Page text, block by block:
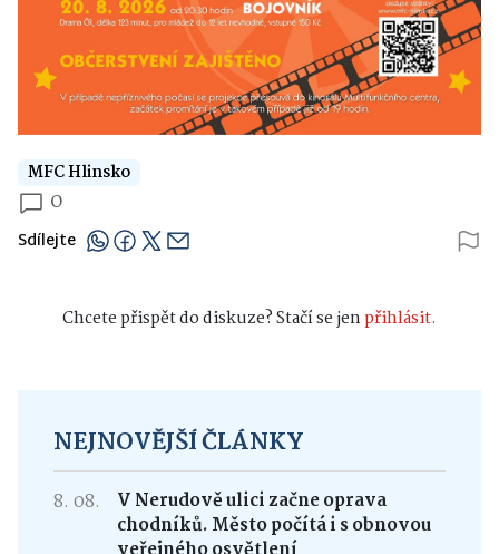
MFC Hlinsko
0
Sdílejte
Chcete přispět do diskuze? Stačí se jenpřihlásit.
NEJNOVĚJŠÍ ČLÁNKY
8. 08.
V Nerudově ulici začne oprava
chodníků. Město počítá i s obnovou